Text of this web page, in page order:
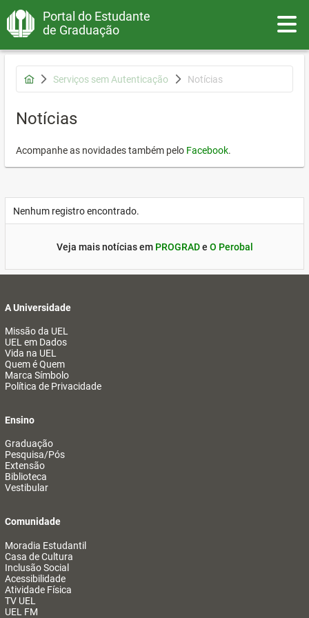
Portal do Estudante
de Graduação
Serviços sem Autenticação Notícias
Notícias
Acompanhe as novidades também pelo Facebook.
Nenhum registro encontrado.
Veja mais notícias em PROGRADe O Perobal
A Universidade
Missão da UEL
UEL em Dados
Vida na UEL
Quem é Quem
Marca Símbolo
Política de Privacidade
Ensino
Graduação
Pesquisa/Pós
Extensão
Biblioteca
Vestibular
Comunidade
Moradia Estudantil
Casa de Cultura
Inclusão Social
Acessibilidade
Atividade Física
TV UEL
UEL FM